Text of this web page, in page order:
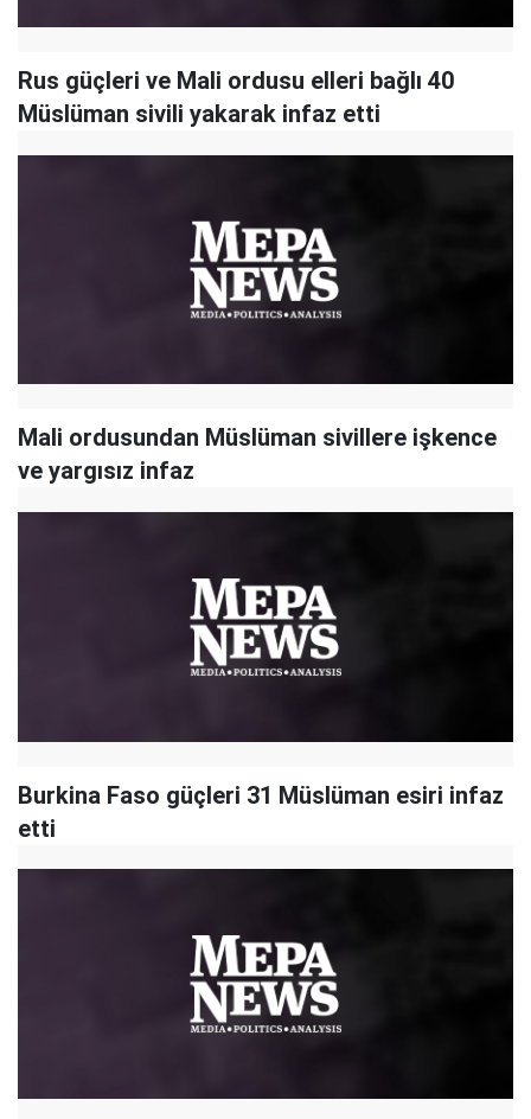
Rus güçleri ve Mali ordusu elleri bağlı 40
Müslüman sivili yakarak infaz etti
Mali ordusundan Müslüman sivillere işkence
ve yargısız infaz
Burkina Faso güçleri 31 Müslüman esiri infaz
etti